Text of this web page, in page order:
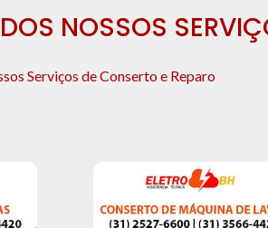
NOSSOS
Serviços de Conserto e Reparo